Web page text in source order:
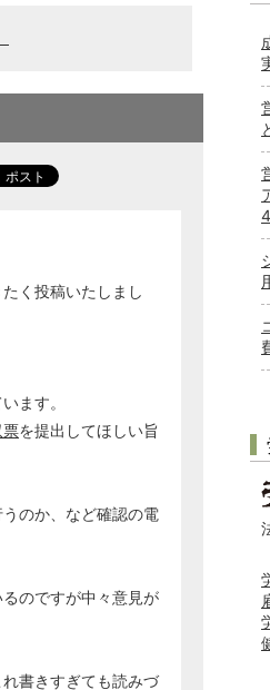
く投稿いたしまし
ます。
票を提出してほしい旨
うのか、など確認の電
のですが中々意見が
書きすぎても読みづ